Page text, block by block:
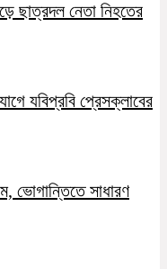
ছাত্রদল নেতা নিহতের
যবিপ্রবি প্রেসক্লাবের
ভোগান্তিতে সাধারণ